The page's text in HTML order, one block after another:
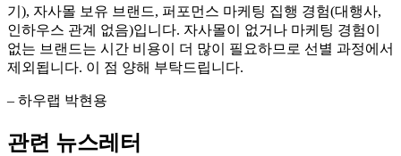
기), 자사몰 보유 브랜드, 퍼포먼스 마케팅 집행 경험(대행사,
인하우스 관계 없음)입니다. 자사몰이 없거나 마케팅 경험이
없는 브랜드는 시간 비용이 더 많이 필요하므로 선별 과정에서
제외됩니다. 이 점 양해 부탁드립니다.
– 하우랩 박현용
관련 뉴스레터